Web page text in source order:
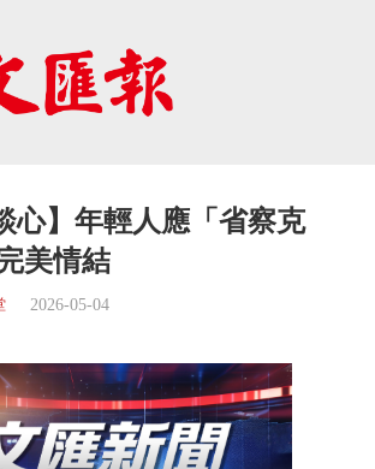
心】年輕人應「省察克
美情結
2026-05-04